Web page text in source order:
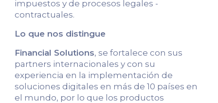
impuestos y de procesos legales -
contractuales.
Lo que nos distingue
Financial Solutions, se fortalece con sus
partners internacionales y con su
experiencia en la implementación de
soluciones digitales en más de 10 países en
el mundo, por lo que los productos